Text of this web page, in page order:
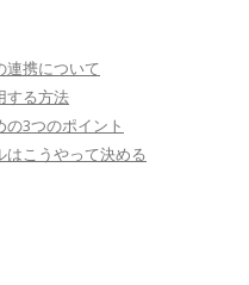
連携について
する方法
3つのポイント
こうやって決める